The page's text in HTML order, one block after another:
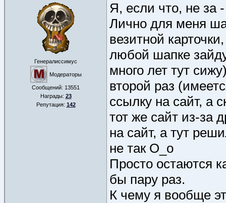
Генералиссимус
Модераторы
Сообщений: 13551
Награды: 23
Репутация: 142
Я, если что, не за
Лично для меня
везитной
любой шапке
много лет тут
второй раз
ссылку на сайт, а
тот же сайт из-за
на сайт, а тут
не так О_о
Просто остаются
бы пару раз.
К чему я вообще